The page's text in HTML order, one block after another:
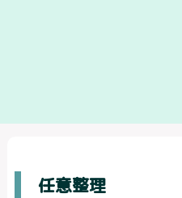
任意整理